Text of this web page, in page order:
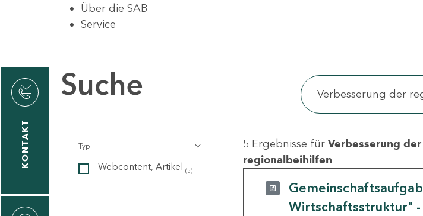
Über die SAB
Service
KONTAKT
Suche
Typ
Webcontent, Artikel (5)
5 Ergebnisse für Verbesserung
regionalbeihilfen
Wirtschaftsstruktur" -